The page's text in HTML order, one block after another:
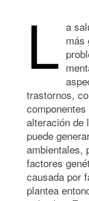
L a
más
trastornos,
alteración de
puede
ambientales,
factores
causada por
plantea